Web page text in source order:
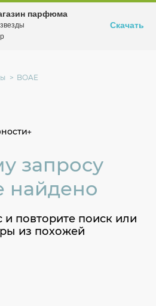
Заозерная, 11, к. 1
BOAE
запросу
найдено
и повторите поиск или
из похожей
парфюма
Скачать